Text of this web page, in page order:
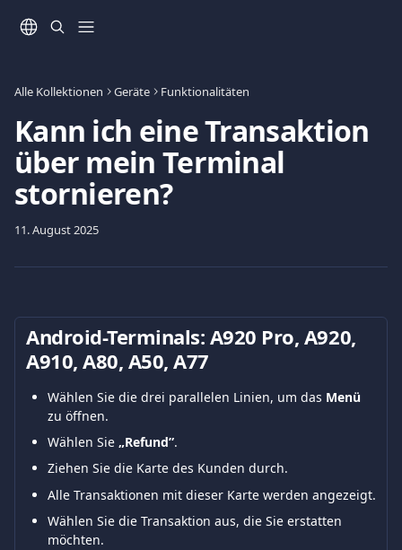
Alle Kollektionen Geräte Funktionalitäten
Kann ich eine Transaktion
über mein Terminal
stornieren?
11. August 2025
Android-Terminals: Α920 Pro, A920,
A910, Α80, A50, A77
Wählen Sie die drei parallelen Linien, um das Menü
zu öffnen.
Wählen Sie „Refund”.
Ziehen Sie die Karte des Kunden durch.
Alle Transaktionen mit dieser Karte werden angezeigt.
Wählen Sie die Transaktion aus, die Sie erstatten
möchten.